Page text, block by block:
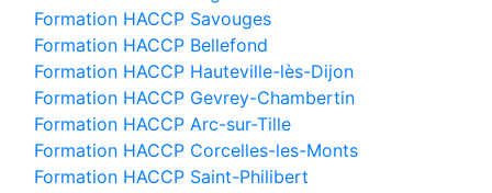
Formation HACCP Savouges
Formation HACCP Bellefond
Formation HACCP Hauteville-lès-Dijon
Formation HACCP Gevrey-Chambertin
Formation HACCP Arc-sur-Tille
Formation HACCP Corcelles-les-Monts
Formation HACCP Saint-Philibert